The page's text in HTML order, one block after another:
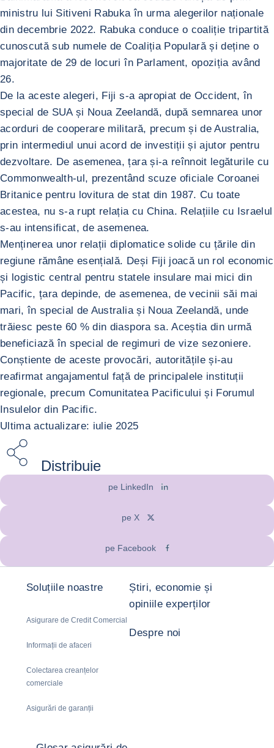
ministru lui Sitiveni Rabuka în urma alegerilor naționale
din decembrie 2022. Rabuka conduce o coaliție tripartită
cunoscută sub numele de Coaliția Populară și deține o
majoritate de 29 de locuri în Parlament, opoziția având
26.
De la aceste alegeri, Fiji s-a apropiat de Occident, în
special de SUA și Noua Zeelandă, după semnarea unor
acorduri de cooperare militară, precum și de Australia,
prin intermediul unui acord de investiții și ajutor pentru
dezvoltare. De asemenea, țara și-a reînnoit legăturile cu
Commonwealth-ul, prezentând scuze oficiale Coroanei
Britanice pentru lovitura de stat din 1987. Cu toate
acestea, nu s-a rupt relația cu China. Relațiile cu Israelul
s-au intensificat, de asemenea.
Menținerea unor relații diplomatice solide cu țările din
regiune rămâne esențială. Deși Fiji joacă un rol economic
și logistic central pentru statele insulare mai mici din
Pacific, țara depinde, de asemenea, de vecinii săi mai
mari, în special de Australia și Noua Zeelandă, unde
trăiesc peste 60 % din diaspora sa. Aceștia din urmă
beneficiază în special de regimuri de vize sezoniere.
Conștiente de aceste provocări, autoritățile și-au
reafirmat angajamentul față de principalele instituții
regionale, precum Comunitatea Pacificului și Forumul
Insulelor din Pacific.
Ultima actualizare: iulie 2025
Distribuie
pe LinkedIn
pe X
pe Facebook
Soluțiile noastre
Asigurare de Credit Comercial
Informații de afaceri
Colectarea creanțelor
comerciale
Asigurări de garanții
Știri, economie și
opiniile experților
Despre noi